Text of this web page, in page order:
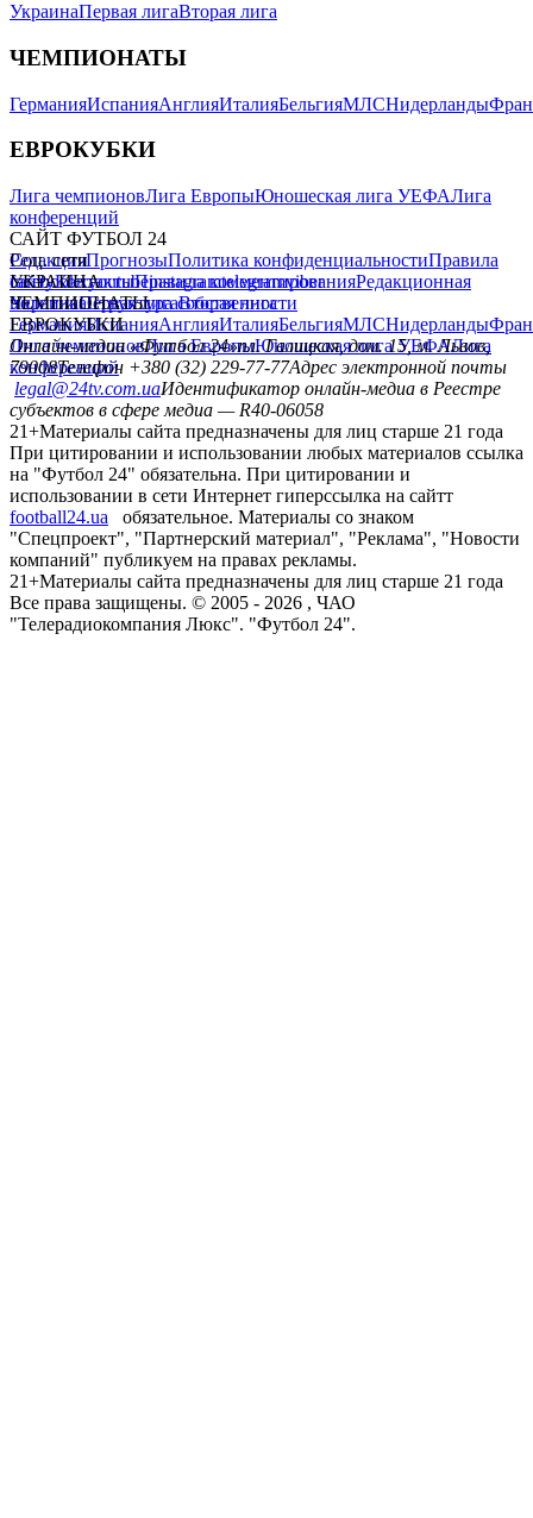
УкраинаПервая лигаВторая лига
ЧЕМПИОНАТЫ
ГерманияИспанияАнглияИталияБельгияМЛСНидерланды
ЕВРОКУБКИ
Лига чемпионовЛига ЕвропыЮношеская лига УЕФАЛига
конференций
САЙТ ФУТБОЛ 24
РедакцияПрогнозыПолитика конфиденциальностиПравила
сайтуКонтактыПравила комментированияРедакционная
политикаСтруктура собственности
Соц. сети
facebookxyoutubeinstagramtelegramviber
УКРАИНА
УкраинаПервая лигаВторая лига
ЧЕМПИОНАТЫ
ГерманияИспанияАнглияИталияБельгияМЛСНидерланды
ЕВРОКУБКИ
Лига чемпионовЛига ЕвропыЮношеская лига УЕФАЛига
конференций
Онлайн-медиа «Футбол 24»пл. Галицкая, дом. 15, м. Львов,
79008Телефон +380 (32) 229-77-77Адрес электронной почты
legal@24tv.com.uaИдентификатор онлайн-медиа в Реестре
субъектов в сфере медиа — R40-06058
21+Материалы сайта предназначены для лиц старше 21 года
При цитировании и использовании любых материалов ссылка
на "Футбол 24" обязательна. При цитировании и
использовании в сети Интернет гиперссылка на сайтт
football24.ua
обязательное. Материалы со знаком
"Спецпроект", "Партнерский материал", "Реклама", "Новости
компаний" публикуем на правах рекламы.
21+Материалы сайта предназначены для лиц старше 21 года
Все права защищены. © 2005 - 2026 , ЧАО
"Телерадиокомпания Люкс". "Футбол 24".